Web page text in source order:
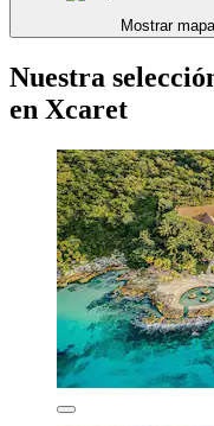
Mostrar mapa
Nuestra
en Xcaret